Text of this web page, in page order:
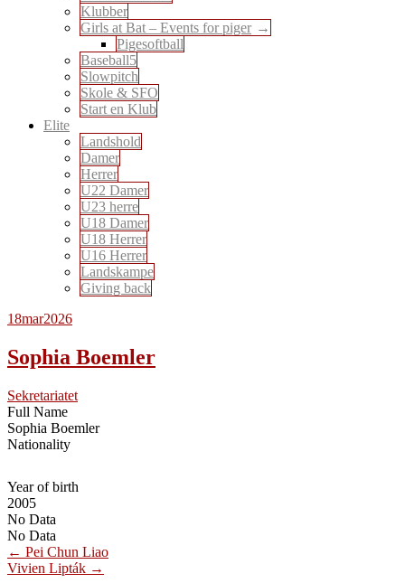
Klubber
Girls at Bat – Events for piger
Pigesoftball
Baseball5
Slowpitch
Skole & SFO
Start en Klub
Elite
Landshold
Damer
Herrer
U22 Damer
U23 herre
U18 Damer
U18 Herrer
U16 Herrer
Landskampe
Giving back
18mar2026
Sophia Boemler
Sekretariatet
Full Name
Sophia Boemler
Nationality
Year of birth
2005
No Data
No Data
Post
navigation
← Pei Chun Liao
Vivien Lipták →